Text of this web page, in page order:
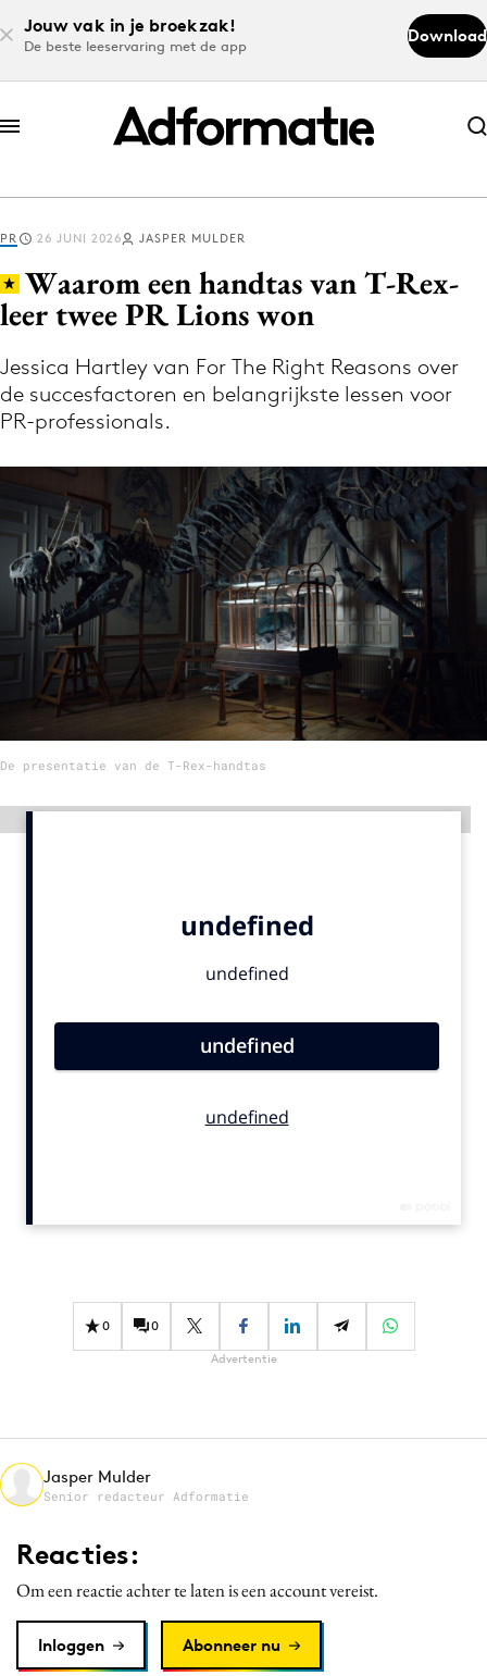
Jouw vak in je broekzak!
De beste leeservaring met de app
Download
Abonneer nu
Abonneer nu
Log in
Volg het laatste nieuws via de Adformatie
Nieuws app
Menu
Home
9 sept: GenAI-training
12 nov: MarketingLive!
Adverteren
Events
Vacatures
Campagnes
Design
Effectiviteit
Gedragsverandering
Media
PR
Programmatic
Purpose Marketing
Reputatie & crisis
PR 26 JUNI 2026 JASPER MULDER
Waarom een handtas van T-Rex-
leer twee PR Lions won
Jessica Hartley van For The Right Reasons over
de succesfactoren en belangrijkste lessen voor
PR-professionals.
De presentatie van de T-Rex-handtas
0 0
Advertentie
Jasper Mulder
Senior redacteur Adformatie
Reacties:
Om een reactie achter te laten is een account vereist.
Inloggen Abonneer nu